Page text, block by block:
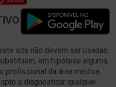
site não devem ser usadas
em hipótese alguma,
profissional da área médica.
a diagnosticar qualquer